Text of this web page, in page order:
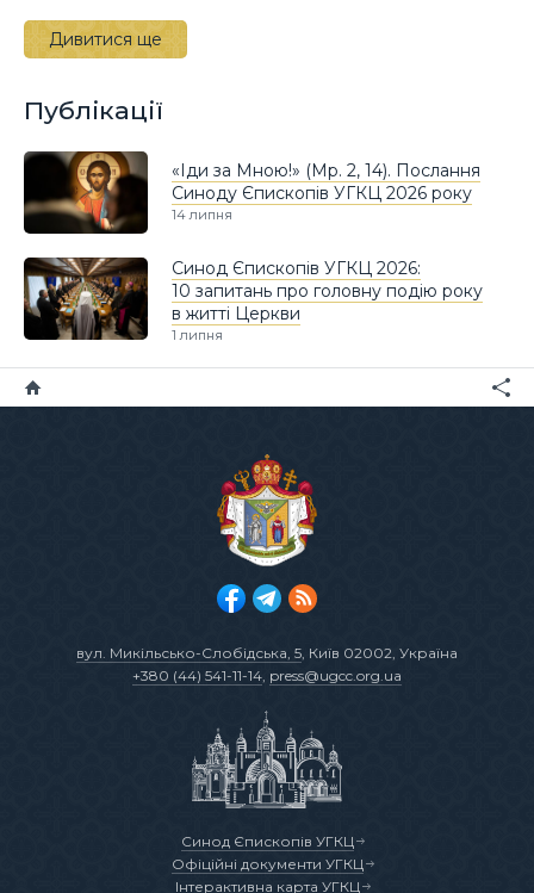
Дивитися ще
Публікації
«Іди за Мною!» (Мр. 2, 14). Послання
Синоду Єпископів УГКЦ 2026 року
14 липня
Синод Єпископів УГКЦ 2026:
10 запитань про головну подію року
в житті Церкви
1 липня
вул. Микільсько-Слобідська, 5, Київ 02002, Україна
+380 (44) 541-11-14, press@ugcc.org.ua
Синод Єпископів УГКЦ
Офіційні документи УГКЦ
Інтерактивна карта УГКЦ